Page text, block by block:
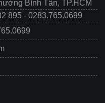
Bình Tân, TP.HCM
895 - 0283.765.0699